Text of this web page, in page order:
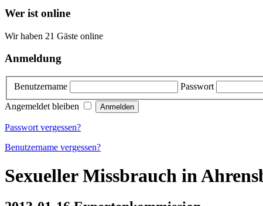
Wer ist online
Wir haben 21 Gäste online
Anmeldung
Benutzername
Passwort
Angemeldet bleiben
Passwort vergessen?
Benutzername vergessen?
Sexueller Missbrauch in